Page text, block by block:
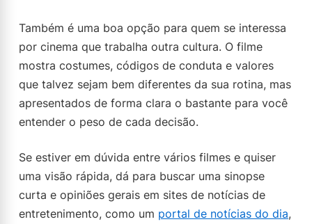
Também é uma boa opção para quem se interessa
por cinema que trabalha outra cultura. O filme
mostra costumes, códigos de conduta e valores
que talvez sejam bem diferentes da sua rotina, mas
apresentados de forma clara o bastante para você
entender o peso de cada decisão.
Se estiver em dúvida entre vários filmes e quiser
uma visão rápida, dá para buscar uma sinopse
curta e opiniões gerais em sites de notícias de
entretenimento, como um portal de notícias do dia,